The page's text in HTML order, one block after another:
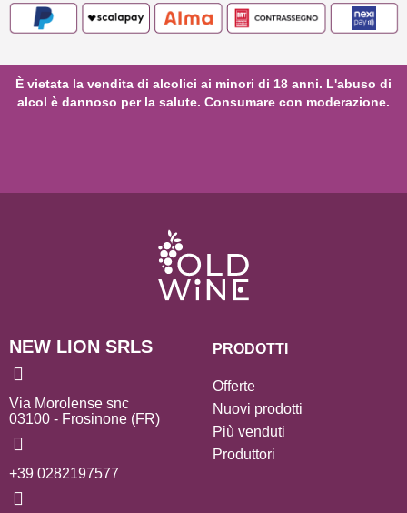
È vietata la vendita di alcolici ai minori di 18 anni. L'abuso di
alcol è dannoso per la salute. Consumare con moderazione.
NEW LION SRLS
Via Morolense snc
03100 - Frosinone (FR)
+39 0282197577
PRODOTTI
Offerte
Nuovi prodotti
Più venduti
Produttori